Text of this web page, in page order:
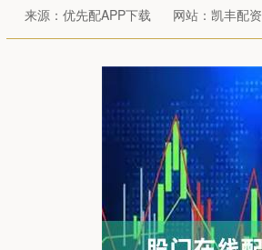
来源：优先配APP下载 网站：凯丰配资